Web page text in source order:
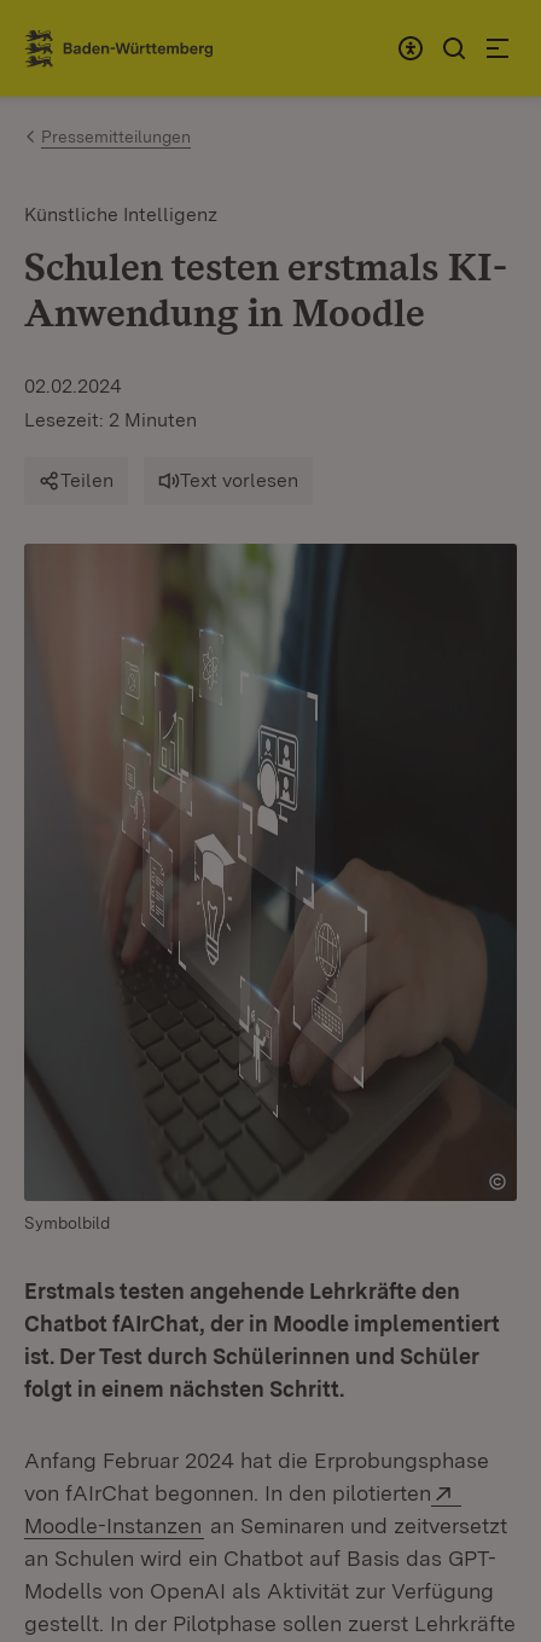
Zum Inhalt springen
Link zur Startseite
Pressemitteilungen
Künstliche Intelligenz
Schulen testen erstmals KI-
Anwendung in Moodle
02.02.2024
Lesezeit: 2 Minuten
Teilen Text vorlesen
Symbolbild
Erstmals testen angehende Lehrkräfte den
Chatbot fAIrChat, der in Moodle implementiert
ist. Der Test durch Schülerinnen und Schüler
folgt in einem nächsten Schritt.
Anfang Februar 2024 hat die Erprobungsphase
von fAIrChat begonnen. In den pilotierten
Moodle-Instanzen (Öffnet in neuem Fenster)
an Seminaren und zeitversetzt
an Schulen wird ein Chatbot auf Basis das GPT-
Modells von OpenAI als Aktivität zur Verfügung
gestellt. In der Pilotphase sollen zuerst Lehrkräfte